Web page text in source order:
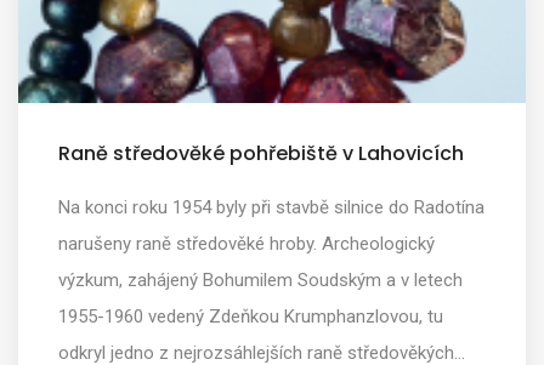
Raně středověké pohřebiště v Lahovicích
Na konci roku 1954 byly při stavbě silnice do Radotína
narušeny raně středověké hroby. Archeologický
výzkum, zahájený Bohumilem Soudským a v letech
1955-1960 vedený Zdeňkou Krumphanzlovou, tu
odkryl jedno z nejrozsáhlejších raně středověkých…